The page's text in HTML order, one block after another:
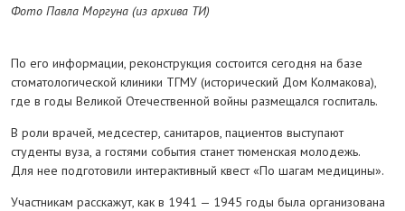
Фото Павла Моргуна (из архива ТИ)
По его информации, реконструкция состоится сегодня на базе
стоматологической клиники ТГМУ (исторический Дом Колмакова),
где в годы Великой Отечественной войны размещался госпиталь.
В роли врачей, медсестер, санитаров, пациентов выступают
студенты вуза, а гостями события станет тюменская молодежь.
Для нее подготовили интерактивный квест «По шагам медицины».
Участникам расскажут, как в 1941 — 1945 годы была организована